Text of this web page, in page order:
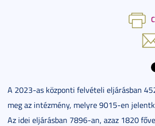
A 2023-as központi felvételi eljárásban
meg az intézmény, melyre 9015-en
Az idei eljárásban 7896-an, azaz 1820